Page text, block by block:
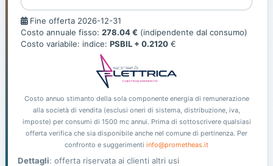
Fine
offerta
Fine offerta 2026-12-31
Costo annuale fisso: 278.04 € (indipendente dal consumo)
Costo variabile: indice: PSBIL + 0.2120 €
Costo annuo stimanto della sola componente energia di remunerazione
alla società di vendita (esclusi oneri di sistema, distribuzione, iva,
imposte) per consumi di 1500 mc annui. Prima di sottoscrivere qualsiasi
offerta verifica che sia disponibile anche nel comune di pertinenza. Per
confronto e suggerimenti info@prometheas.it
Dettagli: offerta riservata ai clienti altri usi